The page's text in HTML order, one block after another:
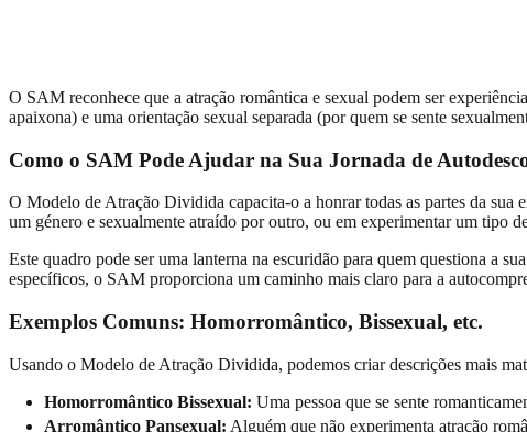
O SAM reconhece que a atração romântica e sexual podem ser
apaixona) e uma orientação sexual separada (por quem se sente
Como o SAM Pode Ajudar na Sua Jornada de
O Modelo de Atração Dividida capacita-o a honrar todas as partes da
um género e sexualmente atraído por outro, ou em experimentar um tipo
Este quadro pode ser uma lanterna na escuridão para quem questiona a
específicos, o SAM proporciona um caminho mais claro para a
Exemplos Comuns: Homorromântico, Bissexual, etc.
Usando o Modelo de Atração Dividida, podemos criar descrições mais
Homorromântico Bissexual: Uma pessoa que se sente
Arromântico Pansexual: Alguém que não experimenta atração